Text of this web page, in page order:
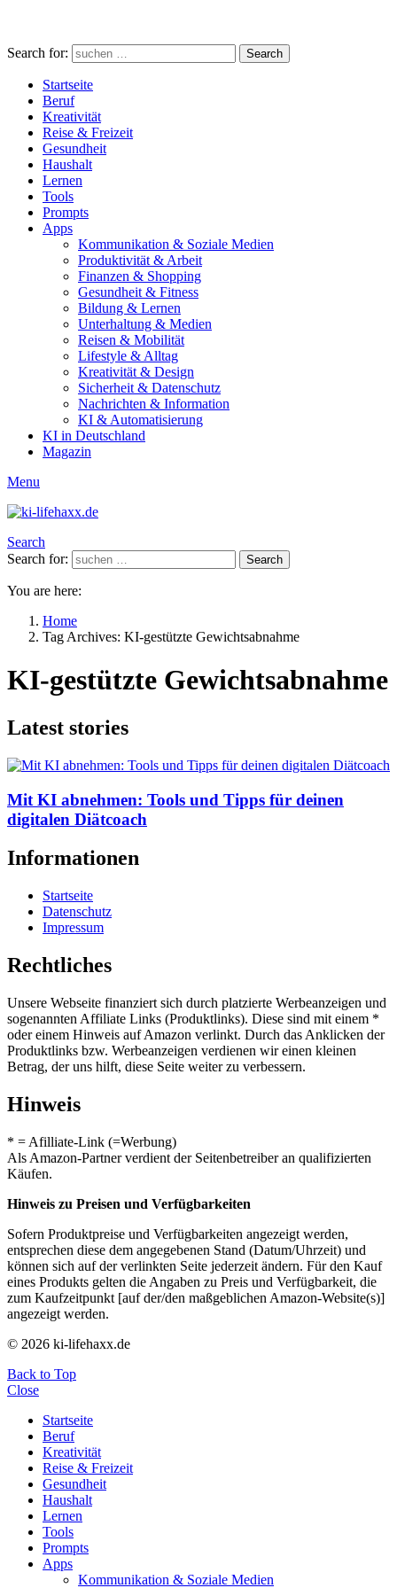
Search for: Search
Startseite
Beruf
Kreativität
Reise & Freizeit
Gesundheit
Haushalt
Lernen
Tools
Prompts
Apps
Kommunikation & Soziale Medien
Produktivität & Arbeit
Finanzen & Shopping
Gesundheit & Fitness
Bildung & Lernen
Unterhaltung & Medien
Reisen & Mobilität
Lifestyle & Alltag
Kreativität & Design
Sicherheit & Datenschutz
Nachrichten & Information
KI & Automatisierung
KI in Deutschland
Magazin
Menu
Search
Search for:
Search
You are here:
Home
Tag Archives: KI-gestützte Gewichtsabnahme
KI-gestützte Gewichtsabnahme
Latest stories
Mit KI abnehmen: Tools und Tipps für deinen
digitalen Diätcoach
Informationen
Startseite
Datenschutz
Impressum
Rechtliches
Unsere Webseite finanziert sich durch platzierte Werbeanzeigen und
sogenannten Affiliate Links (Produktlinks). Diese sind mit einem *
oder einem Hinweis auf Amazon verlinkt. Durch das Anklicken der
Produktlinks bzw. Werbeanzeigen verdienen wir einen kleinen
Betrag, der uns hilft, diese Seite weiter zu verbessern.
Hinweis
* = Afilliate-Link (=Werbung)
Als Amazon-Partner verdient der Seitenbetreiber an qualifizierten
Käufen.
Hinweis zu Preisen und Verfügbarkeiten
Sofern Produktpreise und Verfügbarkeiten angezeigt werden,
entsprechen diese dem angegebenen Stand (Datum/Uhrzeit) und
können sich auf der verlinkten Seite jederzeit ändern. Für den Kauf
eines Produkts gelten die Angaben zu Preis und Verfügbarkeit, die
zum Kaufzeitpunkt [auf der/den maßgeblichen Amazon-Website(s)]
angezeigt werden.
© 2026 ki-lifehaxx.de
Back to Top
Close
Startseite
Beruf
Kreativität
Reise & Freizeit
Gesundheit
Haushalt
Lernen
Tools
Prompts
Apps
Kommunikation & Soziale Medien